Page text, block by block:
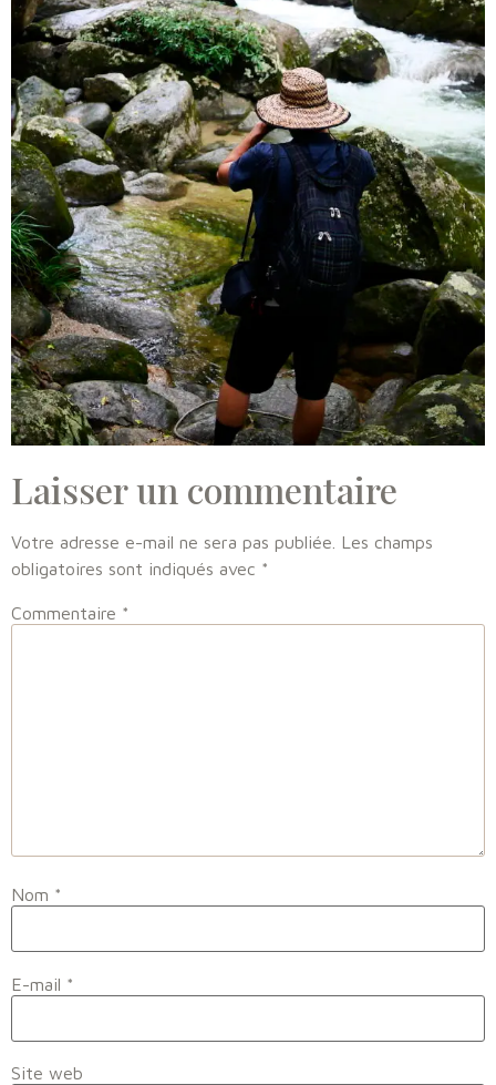
Laisser un commentaire
Votre adresse e-mail ne sera pas publiée. Les champs
obligatoires sont indiqués avec *
Commentaire *
Nom *
E-mail *
Site web